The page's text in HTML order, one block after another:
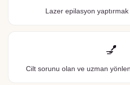
Lazer epilasyon
💅
Cilt sorunu olan ve uzman